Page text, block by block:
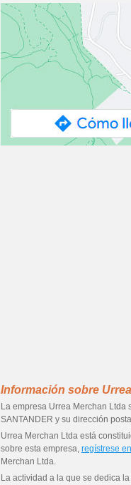
Información sobre
La empresa Urrea Merchan Ltda
SANTANDER y su dirección
Urrea Merchan Ltda está
sobre esta empresa, regístrese
Merchan Ltda.
La actividad a la que se dedica